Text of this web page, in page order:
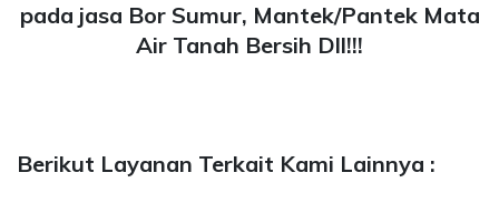
pada jasa Bor Sumur, Mantek/Pantek Mata
Air Tanah Bersih Dll!!!
Berikut Layanan Terkait Kami Lainnya :